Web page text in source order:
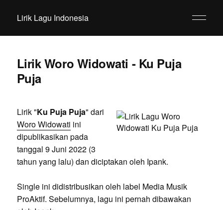
Lirik Lagu Indonesia
Lirik Woro Widowati - Ku Puja
Puja
Lirik "Ku Puja Puja" dari
Woro Widowati ini
dipublikasikan pada
tanggal 9 Juni 2022 (3
tahun yang lalu) dan diciptakan oleh Ipank.
Single ini didistribusikan oleh label Media Musik
ProAktif. Sebelumnya, lagu ini pernah dibawakan